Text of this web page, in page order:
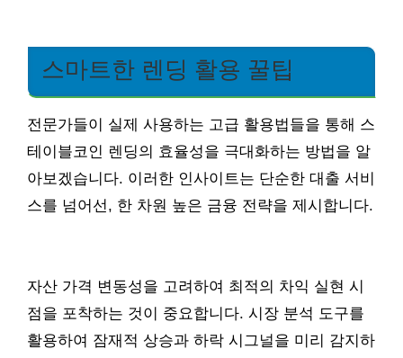
스마트한 렌딩 활용 꿀팁
전문가들이 실제 사용하는 고급 활용법들을 통해 스
테이블코인 렌딩의 효율성을 극대화하는 방법을 알
아보겠습니다. 이러한 인사이트는 단순한 대출 서비
스를 넘어선, 한 차원 높은 금융 전략을 제시합니다.
자산 가격 변동성을 고려하여 최적의 차익 실현 시
점을 포착하는 것이 중요합니다. 시장 분석 도구를
활용하여 잠재적 상승과 하락 시그널을 미리 감지하